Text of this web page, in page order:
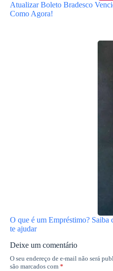
Atualizar Boleto Bradesco
Como Agora!
O que é um Empréstimo? Saiba
te ajudar
Deixe um comentário
O seu endereço de e-mail não será
são marcados com *